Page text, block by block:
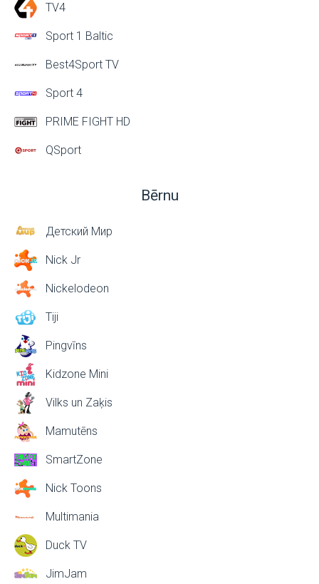
TV4
Sport 1 Baltic
Best4Sport TV
Sport 4
PRIME FIGHT HD
QSport
Bērnu
Детский Мир
Nick Jr
Nickelodeon
Tiji
Pingvīns
Kidzone Mini
Vilks un Zaķis
Mamutēns
SmartZone
Nick Toons
Multimania
Duck TV
JimJam